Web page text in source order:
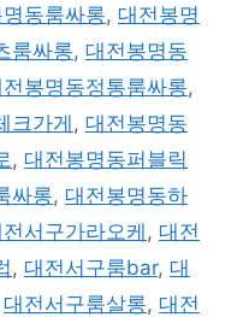
동룸싸롱, 대전봉명
룸싸롱, 대전봉명동
봉명동정통룸싸롱,
크가게 , 대전봉명동
, 대전봉명동퍼블릭
싸롱, 대전봉명동하
서구가라오케 , 대전
, 대전서구룸bar, 대
대전서구룸살롱, 대전